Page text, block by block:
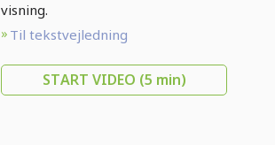
visning.
Til tekstvejledning
START VIDEO (5 min)